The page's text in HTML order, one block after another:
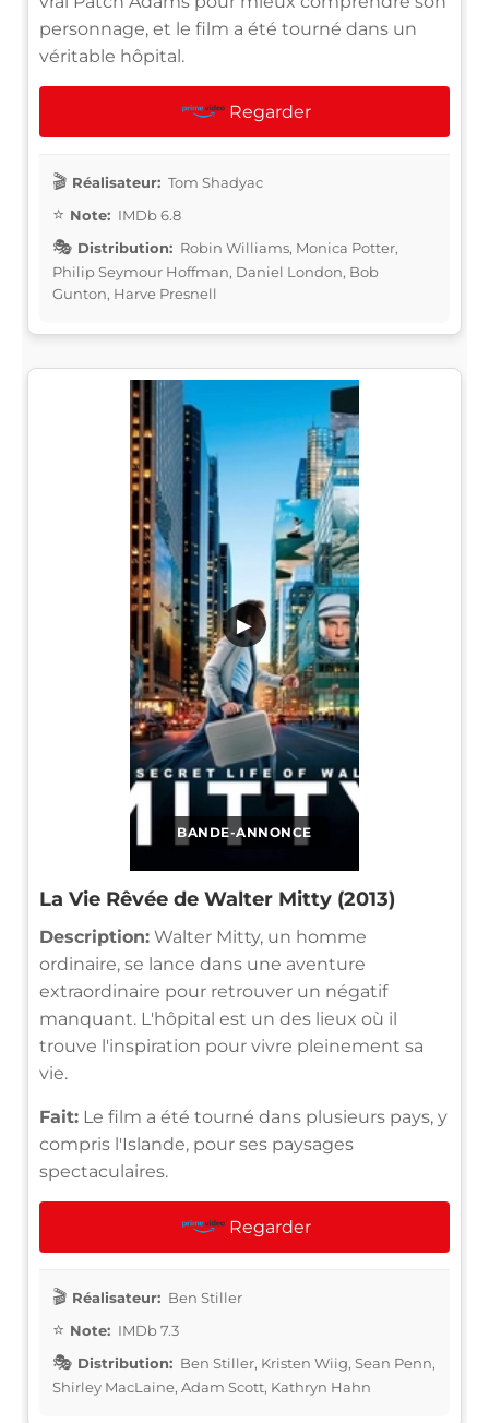
personnage, et le film a été tourné dans un
véritable hôpital.
Regarder
Réalisateur: Tom Shadyac
Note: IMDb 6.8
Distribution: Robin Williams, Monica Potter,
Philip Seymour Hoffman, Daniel London, Bob
Gunton, Harve Presnell
BANDE-ANNONCE
▶
La Vie Rêvée de Walter Mitty (2013)
Description: Walter Mitty, un homme
ordinaire, se lance dans une aventure
extraordinaire pour retrouver un négatif
manquant. L'hôpital est un des lieux où il
trouve l'inspiration pour vivre pleinement sa
vie.
Fait: Le film a été tourné dans plusieurs pays, y
compris l'Islande, pour ses paysages
spectaculaires.
Regarder
Réalisateur: Ben Stiller
Note: IMDb 7.3
Distribution: Ben Stiller, Kristen Wiig, Sean Penn,
Shirley MacLaine, Adam Scott, Kathryn Hahn